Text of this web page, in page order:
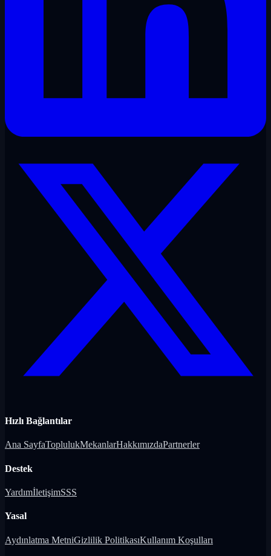
Hızlı Bağlantılar
Ana SayfaToplulukMekanlarHakkımızdaPartnerler
Destek
YardımİletişimSSS
Yasal
Aydınlatma MetniGizlilik PolitikasıKullanım Koşulları